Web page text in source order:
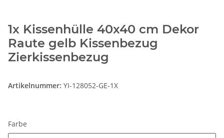
1x Kissenhülle 40x40 cm Dekor
Raute gelb Kissenbezug
Zierkissenbezug
Artikelnummer: YI-128052-GE-1X
Farbe